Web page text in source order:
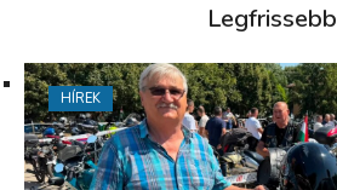
Legfrissebb
HÍREK